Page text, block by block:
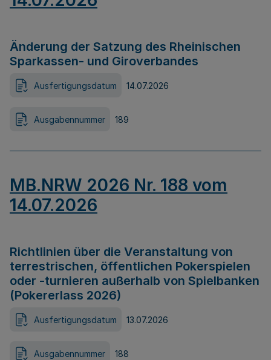
Änderung der Satzung des Rheinischen
Sparkassen- und Giroverbandes
Ausfertigungsdatum 14.07.2026
Ausgabennummer 189
MB.NRW 2026 Nr. 188 vom
14.07.2026
Richtlinien über die Veranstaltung von
terrestrischen, öffentlichen Pokerspielen
oder -turnieren außerhalb von Spielbanken
(Pokererlass 2026)
Ausfertigungsdatum 13.07.2026
Ausgabennummer 188